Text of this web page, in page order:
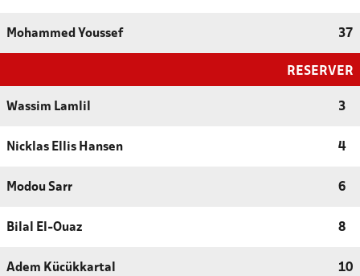
Mohammed Youssef 37
RESERVER
Wassim Lamlil 3
Nicklas Ellis Hansen 4
Modou Sarr 6
Bilal El-Ouaz 8
Adem Kücükkartal 10